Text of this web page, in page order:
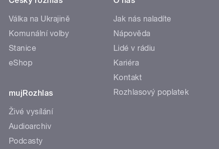
Válka na Ukrajině
Komunální volby
Stanice
eShop
mujRozhlas
Živé vysílání
Audioarchiv
Podcasty
Jak nás naladíte
Nápověda
Lidé v rádiu
Kariéra
Kontakt
Rozhlasový poplatek